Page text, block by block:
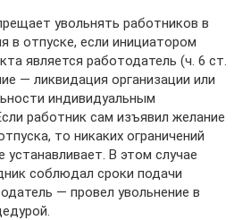
увольнять работников в
в отпуске, если инициатором
является работодатель (ч. 6 ст.
— ликвидация организации или
индивидуальным
работник сам изъявил желание
то никаких ограничений
устанавливает. В этом случае
соблюдал сроки подачи
— провел увольнение в